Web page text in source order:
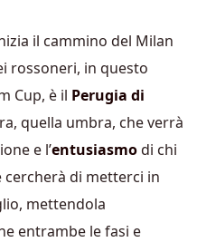
il cammino del Milan
rossoneri, in questo
Cup, è il Perugia di
quella umbra, che verrà
e l’entusiasmodi chi
cercherà di metterci in
mettendola
entrambe le fasi e